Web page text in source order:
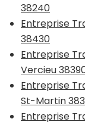
38240
Entreprise
38430
Entreprise
Vercieu
Entreprise
St-Martin
Entreprise